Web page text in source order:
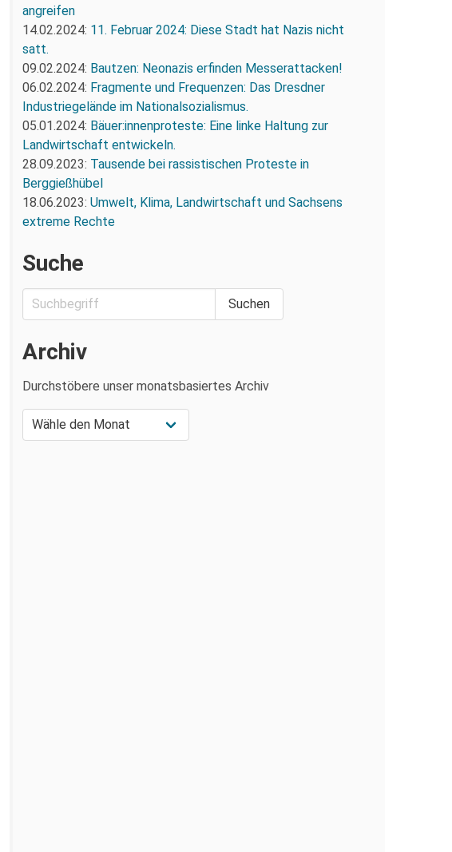
angreifen
14.02.2024: 11. Februar 2024: Diese Stadt hat Nazis nicht
satt.
09.02.2024: Bautzen: Neonazis erfinden Messerattacken!
06.02.2024: Fragmente und Frequenzen: Das Dresdner
Industriegelände im Nationalsozialismus.
05.01.2024: Bäuer:innenproteste: Eine linke Haltung zur
Landwirtschaft entwickeln.
28.09.2023: Tausende bei rassistischen Proteste in
Berggießhübel
18.06.2023: Umwelt, Klima, Landwirtschaft und Sachsens
extreme Rechte
Suche
Archiv
Durchstöbere unser monatsbasiertes Archiv